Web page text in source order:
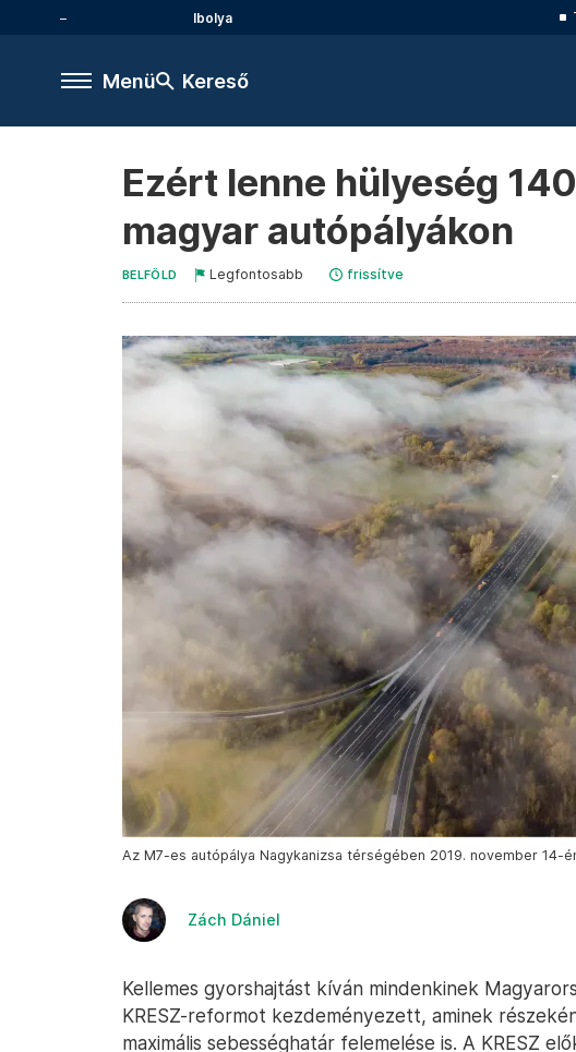
Ibolya
Menü Kereső
Ezért lenne hülyeség
magyar autópályákon
BELFÖLD Legfontosabb frissítve
Az M7-es autópálya Nagykanizsa térségében 2019. november 14-
Zách Dániel
Kellemes gyorshajtást kíván mindenkinek
KRESZ-reformot kezdeményezett, aminek
maximális sebességhatár felemelése is. A KRESZ